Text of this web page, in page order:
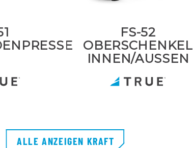
FS-52
OBERSCHENKEL
INNEN/AUSSEN
ALLE ANZEIGEN KRAFT